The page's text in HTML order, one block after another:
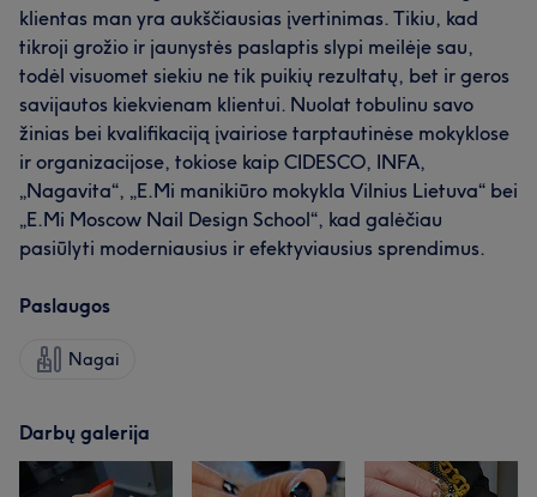
klientas man yra aukščiausias įvertinimas. Tikiu, kad
tikroji grožio ir jaunystės paslaptis slypi meilėje sau,
todėl visuomet siekiu ne tik puikių rezultatų, bet ir geros
savijautos kiekvienam klientui. Nuolat tobulinu savo
žinias bei kvalifikaciją įvairiose tarptautinėse mokyklose
ir organizacijose, tokiose kaip CIDESCO, INFA,
„Nagavita“, „E.Mi manikiūro mokykla Vilnius Lietuva“ bei
„E.Mi Moscow Nail Design School“, kad galėčiau
pasiūlyti moderniausius ir efektyviausius sprendimus.
Paslaugos
Nagai
Darbų galerija